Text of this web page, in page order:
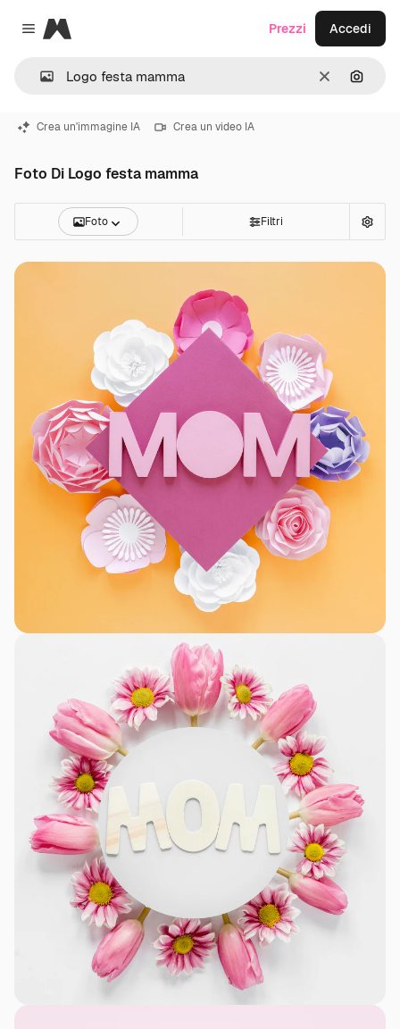
Close menu
Magnific
CancellaCerca
Prezzi Accedi
Crea un'immagine IA Crea un video IA
Foto Di Logo festa mamma
Foto Filtri